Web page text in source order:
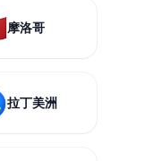
摩洛哥
拉丁美洲